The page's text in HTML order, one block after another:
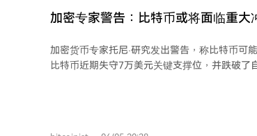
加密专家警告：比特币或将面临重大
加密货币专家托尼·研究发出警告，称比特币可
比特币近期失守7万美元关键支撑位，并跌破了